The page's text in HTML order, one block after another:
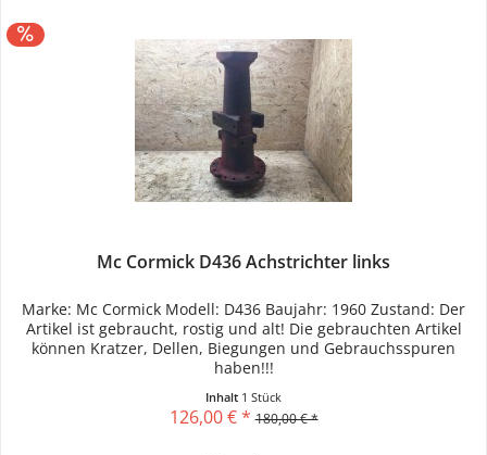
Mc Cormick D436 Achstrichter links
Marke: Mc Cormick Modell: D436 Baujahr: 1960 Zustand: Der
Artikel ist gebraucht, rostig und alt! Die gebrauchten Artikel
können Kratzer, Dellen, Biegungen und Gebrauchsspuren
haben!!!
Inhalt 1 Stück
126,00 € * 180,00 € *